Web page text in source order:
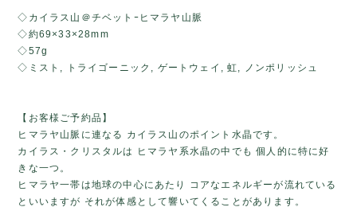
◇カイラス山＠チベットｰヒマラヤ山脈
◇約69×33×28mm
◇57g
◇ミスト, トライゴーニック, ゲートウェイ, 虹, ノンポリッシュ
【お客様ご予約品】
ヒマラヤ山脈に連なる カイラス山のポイント水晶です。
カイラス・クリスタルは ヒマラヤ系水晶の中でも 個人的に特に好
きな一つ。
ヒマラヤ一帯は地球の中心にあたり コアなエネルギーが流れている
といいますが それが体感として響いてくることがあります。